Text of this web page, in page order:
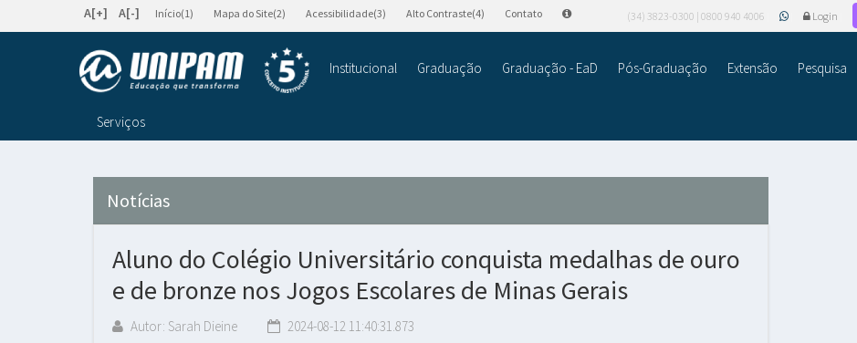
A[+] A[-] Início(1) Mapa do Site(2) Acessibilidade(3) Alto Contraste(4) Contato (34) 3823-0300 | 0800 940 4006 Login
Institucional Graduação Graduação - EaD Pós-Graduação Extensão Pesquisa
Serviços
Notícias
Aluno do Colégio Universitário conquista medalhas de ouro
e de bronze nos Jogos Escolares de Minas Gerais
Autor: Sarah Dieine 2024-08-12 11:40:31.873